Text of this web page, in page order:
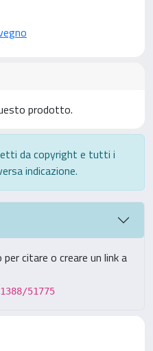
prodotto.
da copyright e tutti i
indicazione.
citare o creare un link a
51775